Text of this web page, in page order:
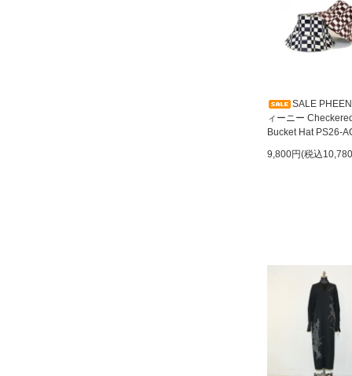
SALE
ィーニー
Bucket Hat PS26-
9,800円(税込